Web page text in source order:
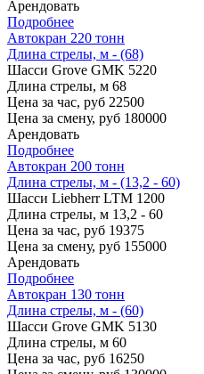
Арендовать
Подробнее
Автокран 220 тонн
Длина стрелы, м - (68)
Шасси Grove GMK 5220
Длина стрелы, м 68
Цена за час, руб 22500
Цена за смену, руб 180000
Арендовать
Подробнее
Автокран 200 тонн
Длина стрелы, м - (13,2 - 60)
Шасси Liebherr LTM 1200
Длина стрелы, м 13,2 - 60
Цена за час, руб 19375
Цена за смену, руб 155000
Арендовать
Подробнее
Автокран 130 тонн
Длина стрелы, м - (60)
Шасси Grove GMK 5130
Длина стрелы, м 60
Цена за час, руб 16250